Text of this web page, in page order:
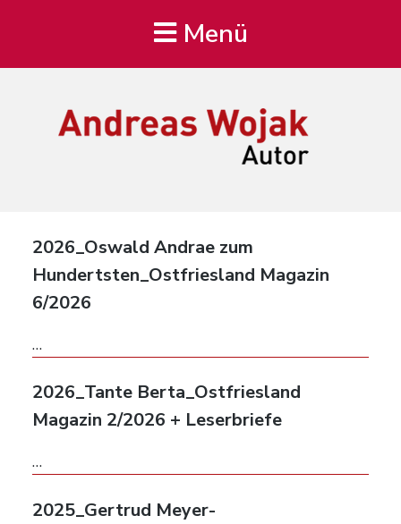
Menü
2026_Oswald Andrae zum
Hundertsten_Ostfriesland Magazin
6/2026
…
2026_Tante Berta_Ostfriesland
Magazin 2/2026 + Leserbriefe
…
2025_Gertrud Meyer-